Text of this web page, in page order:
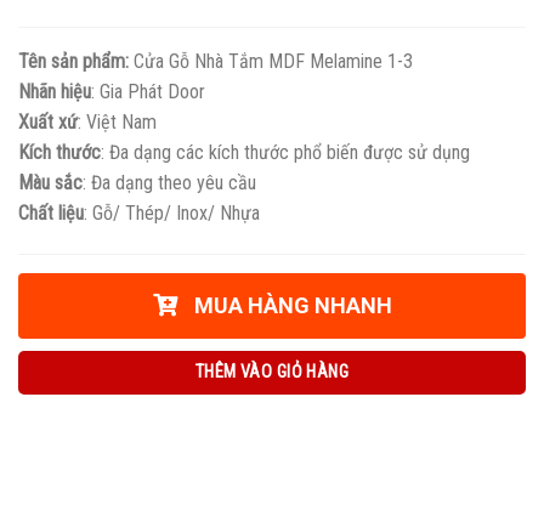
Tên sản phẩm: Cửa Gỗ Nhà Tắm MDF Melamine 1-3
Nhãn hiệu: Gia Phát Door
Xuất xứ: Việt Nam
Kích thước: Đa dạng các kích thước phổ biến được sử dụng
Màu sắc: Đa dạng theo yêu cầu
Chất liệu: Gỗ/ Thép/ Inox/ Nhựa
MUA HÀNG NHANH
THÊM VÀO GIỎ HÀNG